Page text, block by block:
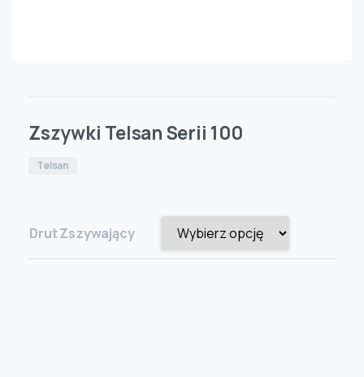
Zszywki Telsan Serii 100
Telsan
Drut Zszywający